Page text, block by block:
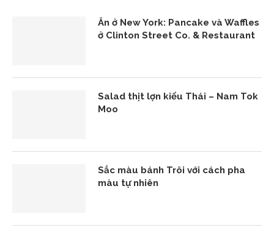
Ăn ở New York: Pancake và Waffles
ở Clinton Street Co. & Restaurant
Salad thịt lợn kiểu Thái – Nam Tok
Moo
Sắc màu bánh Trôi với cách pha
màu tự nhiên